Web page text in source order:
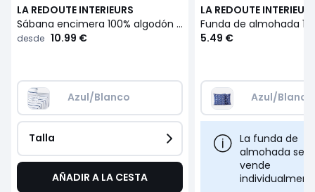
LA REDOUTE INTERIEURS
Sábana encimera 100% algodón Glenans
desde 10.99 €
Azul/Blanco
Talla
AÑADIR A LA CESTA
LA REDOUTE
5.49 €
Azul/Blanco
La funda de
almohada se
vende